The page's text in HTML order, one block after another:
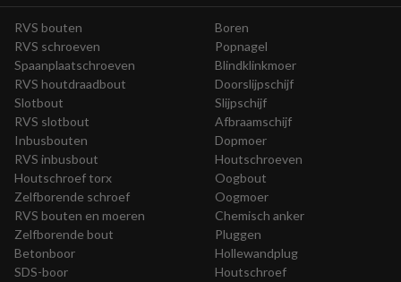
RVS bouten
RVS schroeven
Spaanplaatschroeven
RVS houtdraadbout
Slotbout
RVS slotbout
Inbusbouten
RVS inbusbout
Houtschroef torx
Zelfborende schroef
RVS bouten en moeren
Zelfborende bout
Betonboor
SDS-boor
Boren
Popnagel
Blindklinkmoer
Doorslijpschijf
Slijpschijf
Afbraamschijf
Dopmoer
Houtschroeven
Oogbout
Oogmoer
Chemisch anker
Pluggen
Hollewandplug
Houtschroef